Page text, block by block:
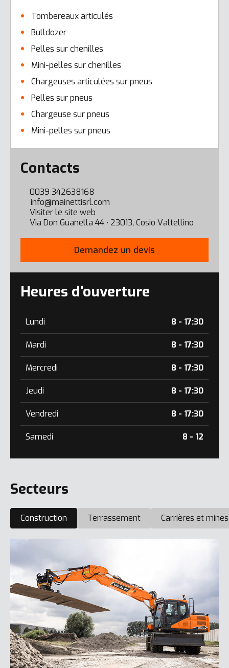
Tombereaux articulés
Bulldozer
Pelles sur chenilles
Mini-pelles sur chenilles
Chargeuses articulées sur pneus
Pelles sur pneus
Chargeuse sur pneus
Mini-pelles sur pneus
Error here
Contacts
0039 342638168
info@mainettisrl.com
Visiter le site web
Via Don Guanella 44 ∙ 23013, Cosio Valtellino
Demandez un devis
Heures d'ouverture
Lundi 8 - 17:30
Mardi 8 - 17:30
Mercredi 8 - 17:30
Jeudi 8 - 17:30
Vendredi 8 - 17:30
Samedi 8 - 12
Secteurs
Construction Terrassement Carrières et mines